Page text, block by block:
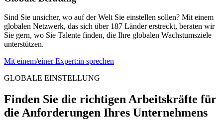
Sind Sie unsicher, wo auf der Welt Sie einstellen sollen? Mit einem
globalen Netzwerk, das sich über 187 Länder erstreckt, beraten wir
Sie gern, wo Sie Talente finden, die Ihre globalen Wachstumsziele
unterstützen.
Mit einem/einer Expert:in sprechen
GLOBALE EINSTELLUNG
Finden Sie die richtigen Arbeitskräfte für
die Anforderungen Ihres Unternehmens